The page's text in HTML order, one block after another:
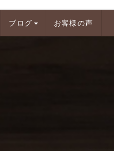
ブログ お客様の声